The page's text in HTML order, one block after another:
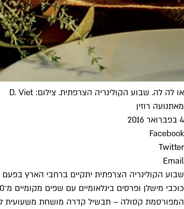
או לה לה. שבוע הקולינריה הצרפתית. צילום: D. Viet
מאתנועה רוזין
4 בפברואר 2016
Facebook
Twitter
Email